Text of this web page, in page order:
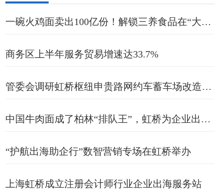
一碗火鸡面卖出100亿份！解锁三养食品在“大虹桥”的进阶密码
商务区上半年服务贸易增速达33.7%
管委会调研虹桥枢纽申贵路网约车蓄车场改造提升工作
中国牛肉面成了柏林“排队王”，虹桥为企业出海护航
“护航出海助企行”数智营销专场在虹桥举办
上海虹桥成立注册会计师行业企业出海服务站